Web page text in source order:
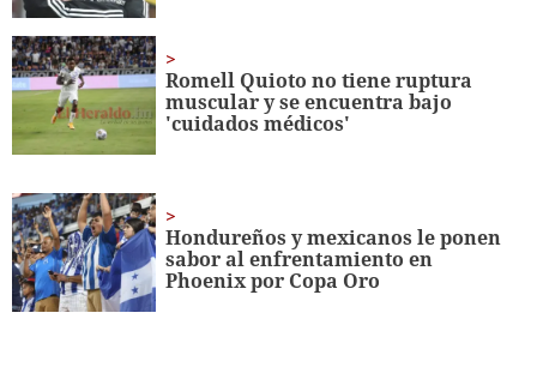
Romell Quioto no tiene ruptura
muscular y se encuentra bajo
'cuidados médicos'
Hondureños y mexicanos le ponen
sabor al enfrentamiento en
Phoenix por Copa Oro